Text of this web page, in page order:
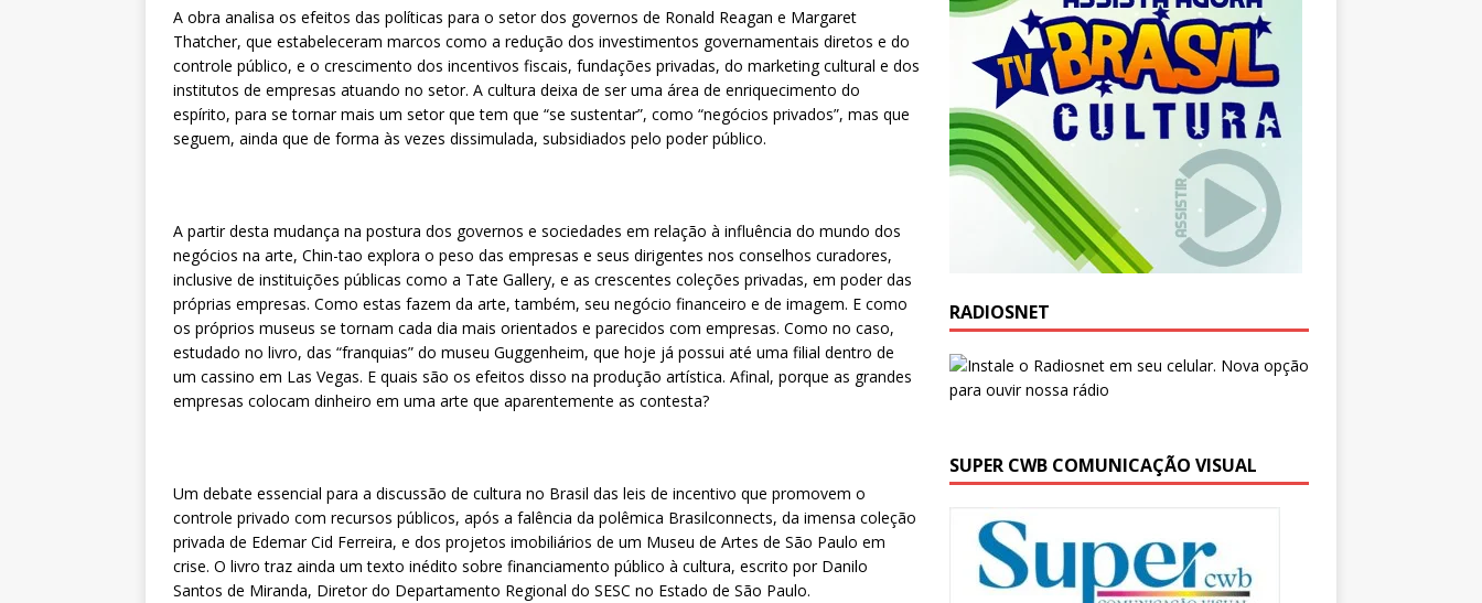
A obra analisa os efeitos das políticas para o setor dos governos de Ronald Reagan e Margaret
Thatcher, que estabeleceram marcos como a redução dos investimentos governamentais diretos e do
controle público, e o crescimento dos incentivos fiscais, fundações privadas, do marketing cultural e dos
institutos de empresas atuando no setor. A cultura deixa de ser uma área de enriquecimento do
espírito, para se tornar mais um setor que tem que “se sustentar”, como “negócios privados”, mas que
seguem, ainda que de forma às vezes dissimulada, subsidiados pelo poder público.
A partir desta mudança na postura dos governos e sociedades em relação à influência do mundo dos
negócios na arte, Chin-tao explora o peso das empresas e seus dirigentes nos conselhos curadores,
inclusive de instituições públicas como a Tate Gallery, e as crescentes coleções privadas, em poder das
próprias empresas. Como estas fazem da arte, também, seu negócio financeiro e de imagem. E como
os próprios museus se tornam cada dia mais orientados e parecidos com empresas. Como no caso,
estudado no livro, das “franquias” do museu Guggenheim, que hoje já possui até uma filial dentro de
um cassino em Las Vegas. E quais são os efeitos disso na produção artística. Afinal, porque as grandes
empresas colocam dinheiro em uma arte que aparentemente as contesta?
Um debate essencial para a discussão de cultura no Brasil das leis de incentivo que promovem o
controle privado com recursos públicos, após a falência da polêmica Brasilconnects, da imensa coleção
privada de Edemar Cid Ferreira, e dos projetos imobiliários de um Museu de Artes de São Paulo em
crise. O livro traz ainda um texto inédito sobre financiamento público à cultura, escrito por Danilo
Santos de Miranda, Diretor do Departamento Regional do SESC no Estado de São Paulo.
RADIOSNET
SUPER CWB COMUNICAÇÃO VISUAL